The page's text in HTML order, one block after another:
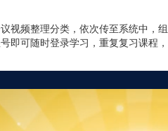
视频整理分类，依次传至系统中，组
即可随时登录学习，重复复习课程，